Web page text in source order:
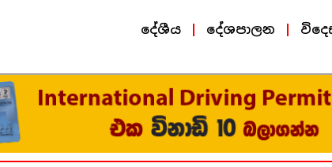
දේශීය දේශපාලන